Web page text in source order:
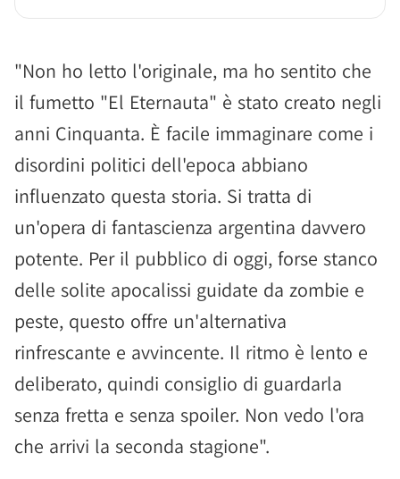
"Non ho letto l'originale, ma ho sentito che
il fumetto "El Eternauta" è stato creato negli
anni Cinquanta. È facile immaginare come i
disordini politici dell'epoca abbiano
influenzato questa storia. Si tratta di
un'opera di fantascienza argentina davvero
potente. Per il pubblico di oggi, forse stanco
delle solite apocalissi guidate da zombie e
peste, questo offre un'alternativa
rinfrescante e avvincente. Il ritmo è lento e
deliberato, quindi consiglio di guardarla
senza fretta e senza spoiler. Non vedo l'ora
che arrivi la seconda stagione".